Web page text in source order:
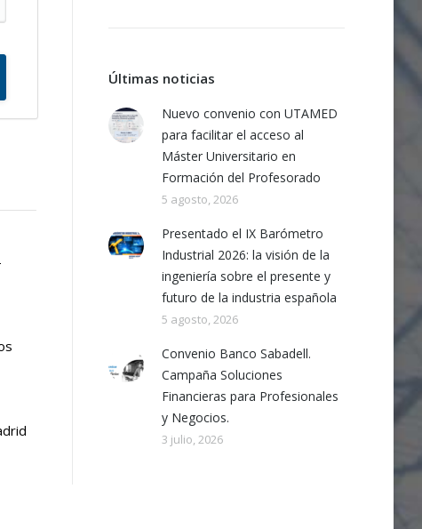
Últimas noticias
Nuevo convenio con UTAMED
para facilitar el acceso al
Máster Universitario en
Formación del Profesorado
5 agosto, 2026
Presentado el IX Barómetro
Industrial 2026: la visión de la
ingeniería sobre el presente y
futuro de la industria española
5 agosto, 2026
Convenio Banco Sabadell.
Campaña Soluciones
Financieras para Profesionales
y Negocios.
3 julio, 2026